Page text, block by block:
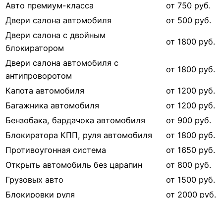
Авто премиум-класса
от 750 руб.
Двери салона автомобиля
от 500 руб.
Двери салона с двойным
блокиратором
от 1800 руб.
Двери салона автомобиля с
антипроворотом
от 1800 руб.
Капота автомобиля
от 1200 руб.
Багажника автомобиля
от 1200 руб.
Бензобака, бардачока автомобиля
от 900 руб.
Блокиратора КПП, руля автомобиля
от 1800 руб.
Противоугонная система
от 1650 руб.
Открыть автомобиль без царапин
от 800 руб.
Грузовых авто
от 1500 руб.
Блокировки руля
от 2000 руб.